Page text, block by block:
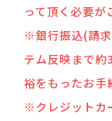
って頂く必要が
※銀行振込(請
テム反映まで約
裕をもったお手
※クレジットカ